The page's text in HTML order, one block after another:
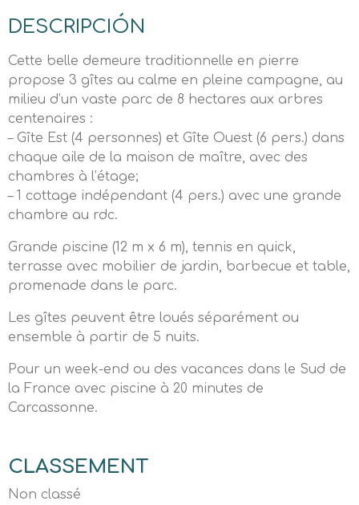
DESCRIPCIÓN
Cette belle demeure traditionnelle en pierre
propose 3 gîtes au calme en pleine campagne, au
milieu d’un vaste parc de 8 hectares aux arbres
centenaires :
– Gîte Est (4 personnes) et Gîte Ouest (6 pers.) dans
chaque aile de la maison de maître, avec des
chambres à l’étage;
– 1 cottage indépendant (4 pers.) avec une grande
chambre au rdc.
Grande piscine (12 m x 6 m), tennis en quick,
terrasse avec mobilier de jardin, barbecue et table,
promenade dans le parc.
Les gîtes peuvent être loués séparément ou
ensemble à partir de 5 nuits.
Pour un week-end ou des vacances dans le Sud de
la France avec piscine à 20 minutes de
Carcassonne.
CLASSEMENT
Non classé